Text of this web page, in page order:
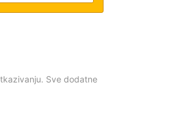
Sve dodatne